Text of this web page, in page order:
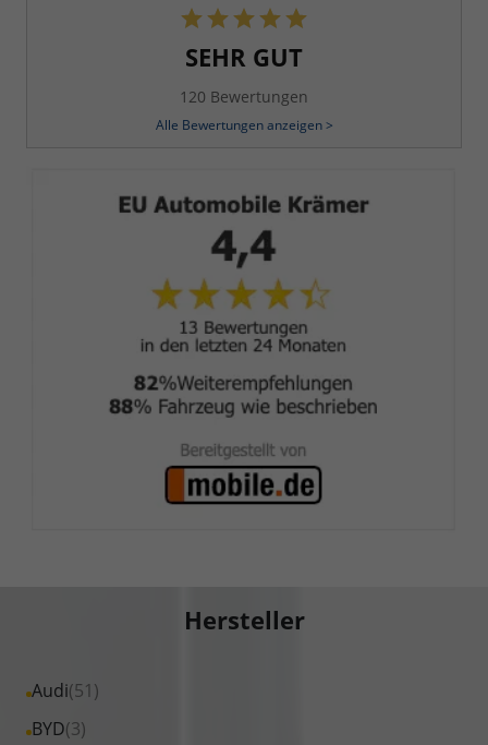
SEHR GUT
120 Bewertungen
Alle Bewertungen anzeigen >
Hersteller
Audi(51)
Alle
Fahrzeuge
BYD(3)
Alle